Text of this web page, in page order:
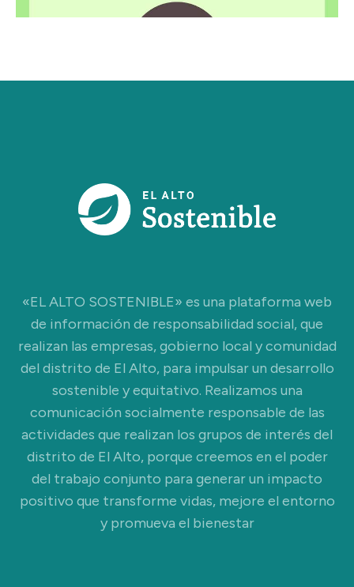
«EL ALTO SOSTENIBLE» es una plataforma web
de información de responsabilidad social, que
realizan las empresas, gobierno local y comunidad
del distrito de El Alto, para impulsar un desarrollo
sostenible y equitativo. Realizamos una
comunicación socialmente responsable de las
actividades que realizan los grupos de interés del
distrito de El Alto, porque creemos en el poder
del trabajo conjunto para generar un impacto
positivo que transforme vidas, mejore el entorno
y promueva el bienestar